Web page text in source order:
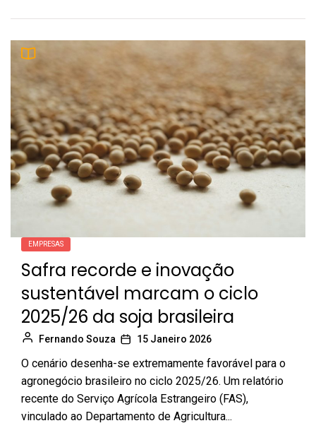
EMPRESAS
Safra recorde e inovação
sustentável marcam o ciclo
2025/26 da soja brasileira
Fernando Souza 15 Janeiro 2026
O cenário desenha-se extremamente favorável para o
agronegócio brasileiro no ciclo 2025/26. Um relatório
recente do Serviço Agrícola Estrangeiro (FAS),
vinculado ao Departamento de Agricultura...